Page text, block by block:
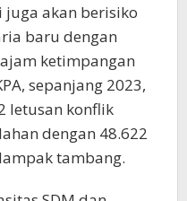
juga akan berisiko
baru dengan
ketimpangan
sepanjang 2023,
letusan konflik
dengan 48.622
tambang.